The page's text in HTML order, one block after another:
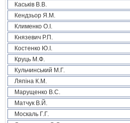
Каськів В.В.
Кендзьор Я.М.
Клименко О.І.
Князевич Р.П.
Костенко Ю.І.
Круць М.Ф.
Кульчинський М.Г.
Ляпіна К.М.
Марущенко В.С.
Матчук В.Й.
Москаль Г.Г.